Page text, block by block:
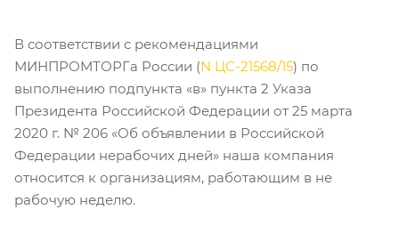
В соответствии с рекомендациями
МИНПРОМТОРГа России (N ЦС-21568/15) по
выполнению подпункта «в» пункта 2 Указа
Президента Российской Федерации от 25 марта
2020 г. № 206 «Об объявлении в Российской
Федерации нерабочих дней» наша компания
относится к организациям, работающим в не
рабочую неделю.